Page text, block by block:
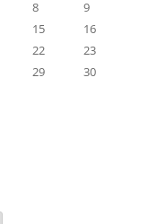
8
9
15
16
22
23
29
30